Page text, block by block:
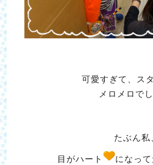
可愛すぎて、ス
メロメロで
たぶん私
目がハート になっ